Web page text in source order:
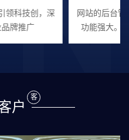
领科技创，深
牌推广
网站的后台管
功能强大。
户
客